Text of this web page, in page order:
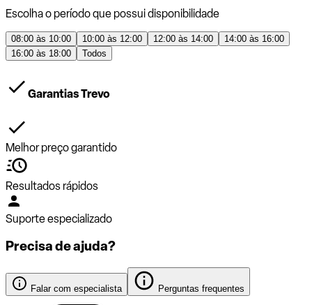
Escolha o período que possui disponibilidade
08:00 às 10:00 10:00 às 12:00 12:00 às 14:00
14:00 às 16:00
16:00 às 18:00
Todos
Garantias Trevo
Melhor preço garantido
Resultados rápidos
Suporte especializado
Precisa de ajuda?
Falar com especialista Perguntas frequentes